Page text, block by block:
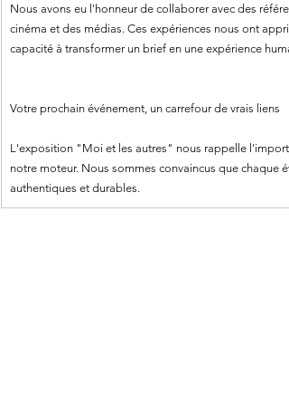
Nous avons eu l'honneur de collaborer avec des
cinéma et des médias. Ces expériences nous ont
capacité à transformer un brief en une expérience
Votre prochain événement, un carrefour de vrais liens
L'exposition "Moi et les autres" nous rappelle
notre moteur. Nous sommes convaincus que
authentiques et durables.